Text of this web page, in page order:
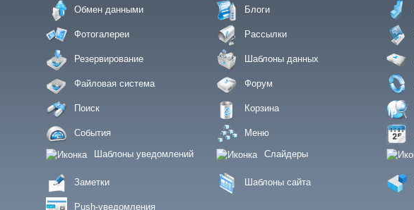
Обмен данными Блоги
Фотогалереи Рассылки
Резервирование Шаблоны данных
Файловая система Форум
Поиск Корзина
События Меню
Шаблоны уведомлений Слайдеры
Заметки Шаблоны сайта
Push-уведомления